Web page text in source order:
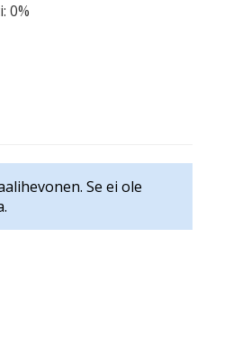
0%
Se ei ole